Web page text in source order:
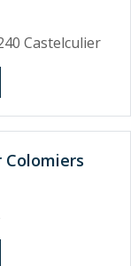
Castelculier
Colomiers